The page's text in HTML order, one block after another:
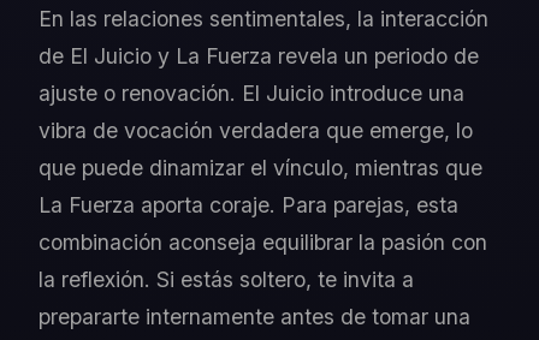
En las relaciones sentimentales, la interacción
de El Juicio y La Fuerza revela un periodo de
ajuste o renovación. El Juicio introduce una
vibra de vocación verdadera que emerge, lo
que puede dinamizar el vínculo, mientras que
La Fuerza aporta coraje. Para parejas, esta
combinación aconseja equilibrar la pasión con
la reflexión. Si estás soltero, te invita a
prepararte internamente antes de tomar una